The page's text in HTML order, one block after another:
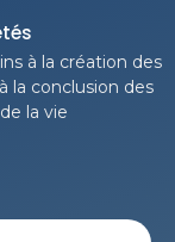
à la création des
la conclusion des
la vie